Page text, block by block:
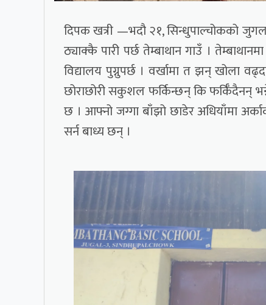
दिपक खत्री —भदौ २१, सिन्धुपाल्चोकको
ठ्याक्कै पारी पर्छ तेम्बाथान गाउँ ।
विद्यालय पुग्नुपर्छ । वर्खामा त झन् खोला
छोराछोरी सकुशल फर्किन्छन् कि फर्किँदैनन्
छ । आफ्नो जग्गा बाँझो छाडेर अधियाँमा
सर्न बाध्य छन् ।